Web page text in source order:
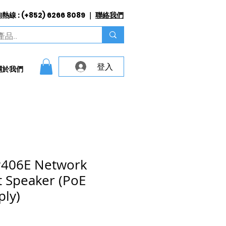
於我們
熱線 : (+852) 6266 8089 ｜ 聯絡我們
登入
Network
(PoE